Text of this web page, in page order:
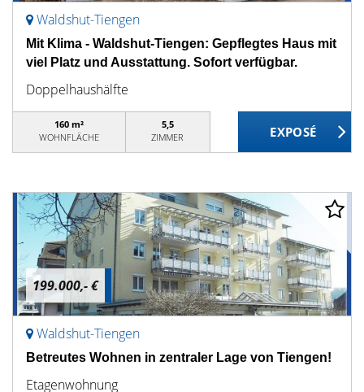
Waldshut-Tiengen
Mit Klima - Waldshut-Tiengen: Gepflegtes Haus mit
viel Platz und Ausstattung. Sofort verfügbar.
Doppelhaushälfte
160 m²
WOHNFLÄCHE
5,5
ZIMMER
199.000,- €
Waldshut-Tiengen
Betreutes Wohnen in zentraler Lage von Tiengen!
Etagenwohnung